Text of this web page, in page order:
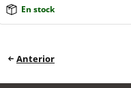
En stock
Anterior